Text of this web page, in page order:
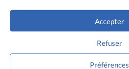
Accepter
Refuser
Préférences